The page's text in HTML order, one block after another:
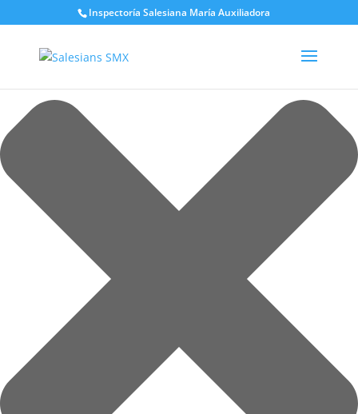
Gestionar el consentimiento de las cookies
Inspectoría Salesiana María Auxiliadora